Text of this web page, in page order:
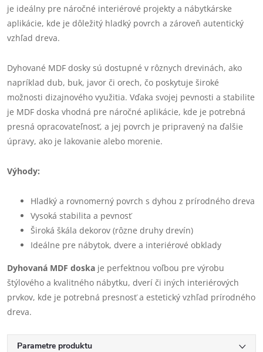
je ideálny pre náročné interiérové projekty a nábytkárske
aplikácie, kde je dôležitý hladký povrch a zároveň autentický
vzhľad dreva.
Dyhované MDF dosky sú dostupné v rôznych drevinách, ako
napríklad dub, buk, javor či orech, čo poskytuje široké
možnosti dizajnového využitia. Vďaka svojej pevnosti a stabilite
je MDF doska vhodná pre náročné aplikácie, kde je potrebná
presná opracovateľnosť, a jej povrch je pripravený na ďalšie
úpravy, ako je lakovanie alebo morenie.
Výhody:
Hladký a rovnomerný povrch s dyhou z prírodného dreva
Vysoká stabilita a pevnosť
Široká škála dekorov (rôzne druhy drevín)
Ideálne pre nábytok, dvere a interiérové obklady
Dyhovaná MDF doska je perfektnou voľbou pre výrobu
štýlového a kvalitného nábytku, dverí či iných interiérových
prvkov, kde je potrebná presnosť a estetický vzhľad prírodného
dreva.
Parametre produktu